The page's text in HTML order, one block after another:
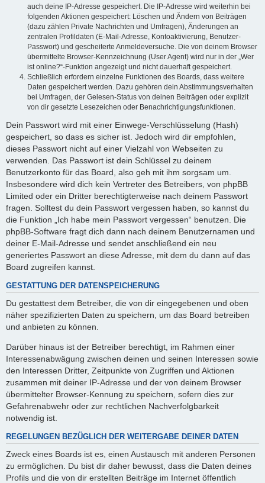
auch deine IP-Adresse gespeichert. Die IP-Adresse wird weiterhin bei
folgenden Aktionen gespeichert: Löschen und Ändern von Beiträgen
(dazu zählen Private Nachrichten und Umfragen), Änderungen an
zentralen Profildaten (E-Mail-Adresse, Kontoaktivierung, Benutzer-
Passwort) und gescheiterte Anmeldeversuche. Die von deinem Browser
übermittelte Browser-Kennzeichnung (User Agent) wird nur in der „Wer
ist online?“-Funktion angezeigt und nicht dauerhaft gespeichert.
Schließlich erfordern einzelne Funktionen des Boards, dass weitere
Daten gespeichert werden. Dazu gehören dein Abstimmungsverhalten
bei Umfragen, der Gelesen-Status von deinen Beiträgen oder explizit
von dir gesetzte Lesezeichen oder Benachrichtigungsfunktionen.
Dein Passwort wird mit einer Einwege-Verschlüsselung (Hash)
gespeichert, so dass es sicher ist. Jedoch wird dir empfohlen,
dieses Passwort nicht auf einer Vielzahl von Webseiten zu
verwenden. Das Passwort ist dein Schlüssel zu deinem
Benutzerkonto für das Board, also geh mit ihm sorgsam um.
Insbesondere wird dich kein Vertreter des Betreibers, von phpBB
Limited oder ein Dritter berechtigterweise nach deinem Passwort
fragen. Solltest du dein Passwort vergessen haben, so kannst du
die Funktion „Ich habe mein Passwort vergessen“ benutzen. Die
phpBB-Software fragt dich dann nach deinem Benutzernamen und
deiner E-Mail-Adresse und sendet anschließend ein neu
generiertes Passwort an diese Adresse, mit dem du dann auf das
Board zugreifen kannst.
GESTATTUNG DER DATENSPEICHERUNG
Du gestattest dem Betreiber, die von dir eingegebenen und oben
näher spezifizierten Daten zu speichern, um das Board betreiben
und anbieten zu können.
Darüber hinaus ist der Betreiber berechtigt, im Rahmen einer
Interessenabwägung zwischen deinen und seinen Interessen sowie
den Interessen Dritter, Zeitpunkte von Zugriffen und Aktionen
zusammen mit deiner IP-Adresse und der von deinem Browser
übermittelter Browser-Kennung zu speichern, sofern dies zur
Gefahrenabwehr oder zur rechtlichen Nachverfolgbarkeit
notwendig ist.
REGELUNGEN BEZÜGLICH DER WEITERGABE DEINER DATEN
Zweck eines Boards ist es, einen Austausch mit anderen Personen
zu ermöglichen. Du bist dir daher bewusst, dass die Daten deines
Profils und die von dir erstellten Beiträge im Internet öffentlich